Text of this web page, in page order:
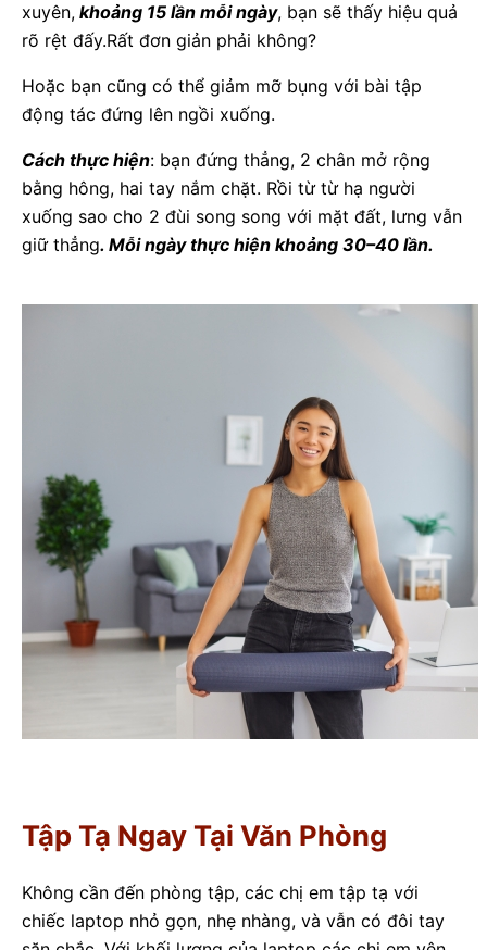
xuyên, khoảng 15 lần mỗi ngày, bạn sẽ thấy hiệu quả
rõ rệt đấy.Rất đơn giản phải không?
Hoặc bạn cũng có thể giảm mỡ bụng với bài tập
động tác đứng lên ngồi xuống.
Cách thực hiện: bạn đứng thẳng, 2 chân mở rộng
bằng hông, hai tay nắm chặt. Rồi từ từ hạ người
xuống sao cho 2 đùi song song với mặt đất, lưng vẫn
giữ thẳng. Mỗi ngày thực hiện khoảng 30–40 lần.
Tập Tạ Ngay Tại Văn Phòng
Không cần đến phòng tập, các chị em tập tạ với
chiếc laptop nhỏ gọn, nhẹ nhàng, và vẫn có đôi tay